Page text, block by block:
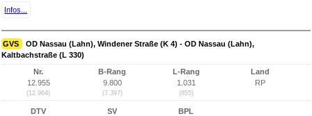
Infos...
GVS
OD Nassau (Lahn), Windener Straße (K 4) - OD Nassau (Lahn),
Kaltbachstraße (L 330)
Nr.
12.955
(12.964)
B-Rang
9.800
(7.397)
L-Rang
1.031
(855)
Land
RP
DTV
SV
BPL